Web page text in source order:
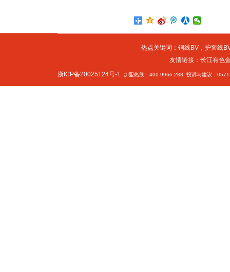
热点关键词： 铜线BV， 护套线
友情链接： 长江有色
浙ICP备20025124号-1 加盟热线：400-9966-283 投诉与建议：